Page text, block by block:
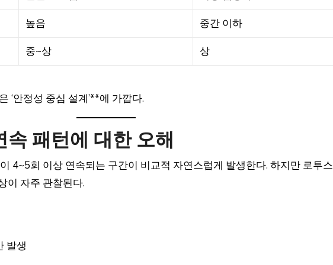
높음 중간 이하
중~상 상
‘안정성 중심 설계’**에 가깝다.
패턴에 대한 오해
4~5회 이상 연속되는 구간이 비교적 자연스럽게 발생한다. 하지만 로투
이 자주 관찰된다.
발생